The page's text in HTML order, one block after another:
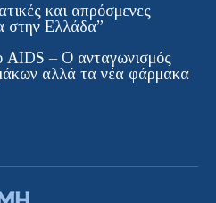
και απρόσμενες
στην Ελλάδα”
AIDS – Ο ανταγωνισμός
αλλά τα νέα φάρμακα